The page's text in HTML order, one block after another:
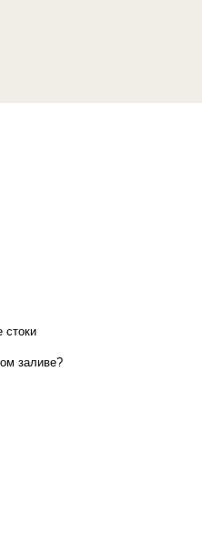
стоки
заливе?